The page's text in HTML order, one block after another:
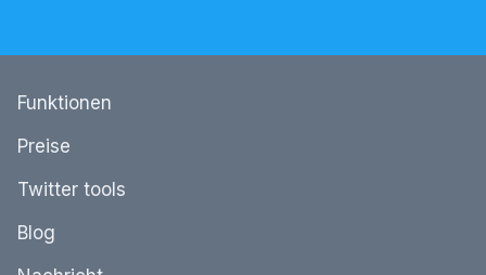
Funktionen
Preise
Twitter tools
Blog